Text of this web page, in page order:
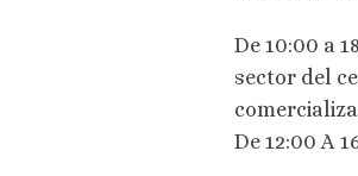
De 10:00 a
sector del
De 12:00 A